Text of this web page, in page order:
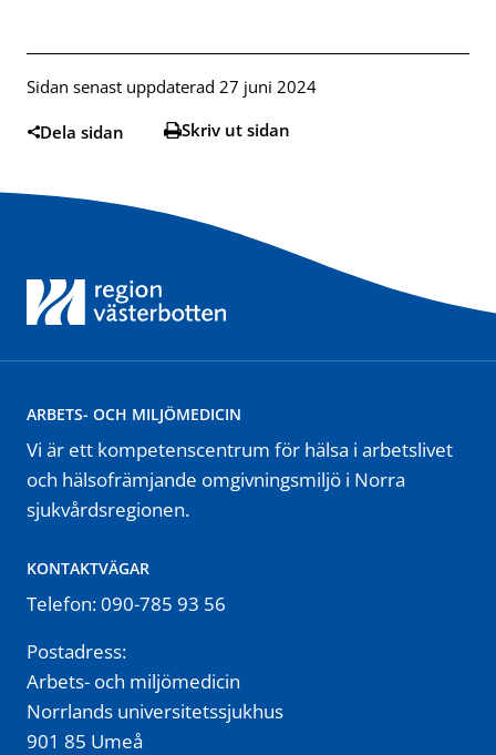
Sidan senast uppdaterad 27 juni 2024
Dela sidan Skriv ut sidan
ARBETS- OCH MILJÖMEDICIN
Vi är ett kompetenscentrum för hälsa i arbetslivet
och hälsofrämjande omgivningsmiljö i Norra
sjukvårdsregionen.
KONTAKTVÄGAR
Telefon: 090-785 93 56
Postadress:
Arbets- och miljömedicin
Norrlands universitetssjukhus
901 85 Umeå